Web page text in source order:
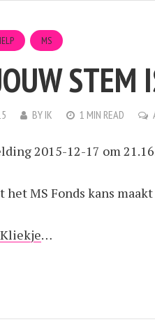
MS
STEM
BY IK 1 MIN READ
het MS Fonds kans
…